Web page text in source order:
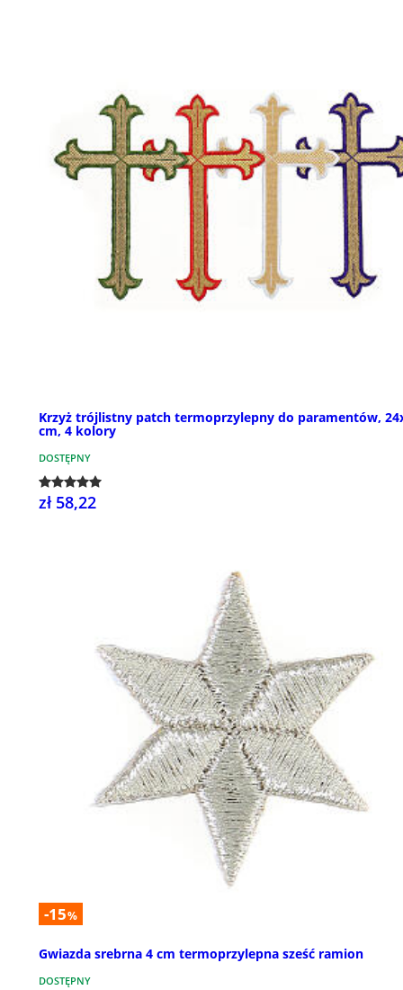
Krzyż trójlistny patch termoprzylepny do paramentów,
cm, 4 kolory
DOSTĘPNY
zł 58,22
-15%
Gwiazda srebrna 4 cm termoprzylepna sześć ramion
DOSTĘPNY